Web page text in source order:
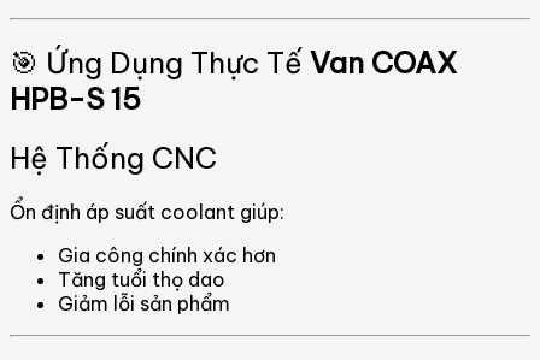
🎯 Ứng Dụng Thực Tế Van COAX
HPB-S 15
Hệ Thống CNC
Ổn định áp suất coolant giúp:
Gia công chính xác hơn
Tăng tuổi thọ dao
Giảm lỗi sản phẩm